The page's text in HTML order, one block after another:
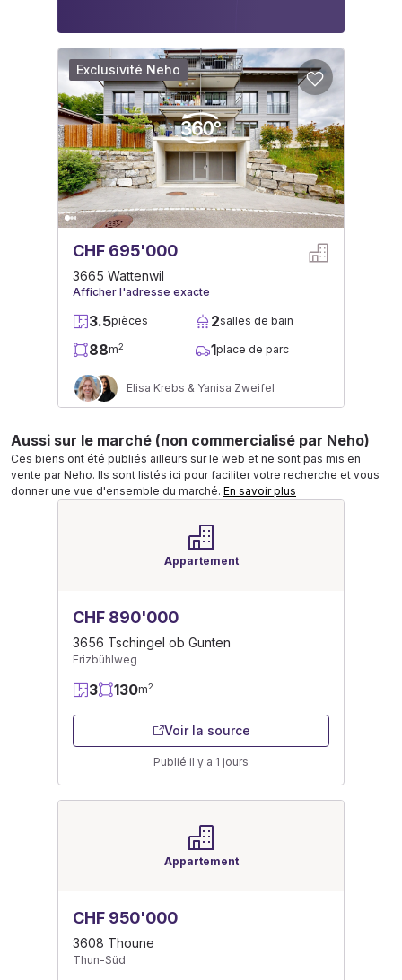
CHF 695'000
3665 Wattenwil
Afficher l'adresse exacte
3.5pièces 2salles de bain
88m2 1place de parc
Elisa Krebs & Yanisa Zweifel
Exclusivité Neho
Aussi sur le marché (non commercialisé par Neho)
Ces biens ont été publiés ailleurs sur le web et ne sont pas mis en
vente par Neho. Ils sont listés ici pour faciliter votre recherche et vous
donner une vue d'ensemble du marché. En savoir plus
Appartement
CHF 890'000
3656 Tschingel ob Gunten
Erizbühlweg
3 130m2
Voir la source
Publié il y a 1 jours
Appartement
CHF 950'000
3608 Thoune
Thun-Süd